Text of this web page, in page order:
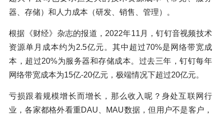
器、存储）和人力成本（研发、销售、管理）。
根据《财经》杂志的报道，2022年11月，钉钉音视频技术
资源单月成本约为2.5亿元。其中超过70%是网络带宽成
本，超过20%为服务器和存储成本。过去三年，钉钉每年
网络带宽成本为15亿-20亿元，极端情况下超过20亿元。
亏损跟着规模增长而增长，那么收入呢？身处互联网行
业，各家都格外看重DAU、MAU数据，但用户不是客户，